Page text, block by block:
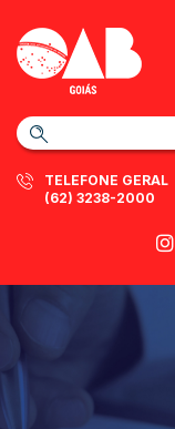
TELEFONE GERAL
(62) 3238-2000